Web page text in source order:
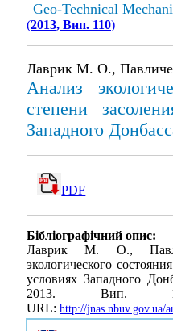
Geo-Technical
(2013, Вип. 110)
Лаврик М. О.,
Анализ
степени
Западного
PDF
Бібліографічний опис:
Лаврик М. О.,
экологического
условиях Западного
2013. Вип.
URL: http://jnas.nbuv.gov.ua/